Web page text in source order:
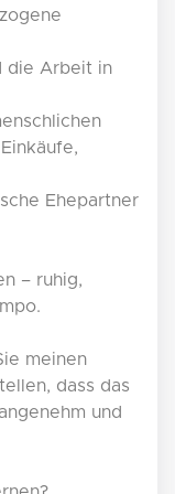
die Arbeit in
Ehepartner
– ruhig,
meinen
dass das
und